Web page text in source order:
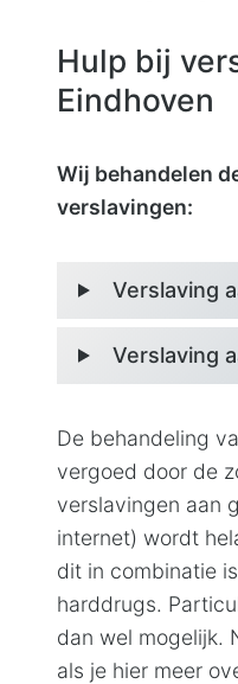
Hulp bij
Eindhoven
Wij behandelen
verslavingen:
Verslaving
Verslaving
De behandeling
vergoed door de
verslavingen aan
internet) wordt
dit in combinatie
harddrugs.
dan wel mogelijk.
als je hier meer